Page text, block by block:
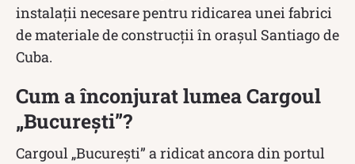
instalații necesare pentru ridicarea unei fabrici
de materiale de construcții în orașul Santiago de
Cuba.
Cum a înconjurat lumea Cargoul
„București”?
Cargoul „București” a ridicat ancora din portul